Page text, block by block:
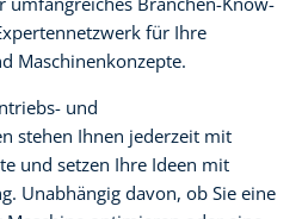
für Ihre
Maschinenkonzepte.
und
stehen Ihnen jederzeit mit
und setzen Ihre Ideen mit
Unabhängig davon, ob Sie eine